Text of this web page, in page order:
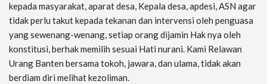
kepada masyarakat, aparat desa, Kepala desa, apdesi, ASN agar
tidak perlu takut kepada tekanan dan intervensi oleh penguasa
yang sewenang-wenang, setiap orang dijamin Hak nya oleh
konstitusi, berhak memilih sesuai Hati nurani. Kami Relawan
Urang Banten bersama tokoh, jawara, dan ulama, tidak akan
berdiam diri melihat kezoliman.